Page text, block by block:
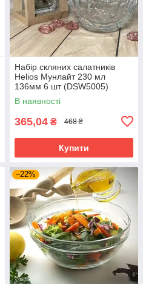
Набір скляних салатників
Helios Мунлайт 230 мл
136мм 6 шт (DSW5005)
В наявності
365,04 ₴ 468 ₴
Купити
–22%